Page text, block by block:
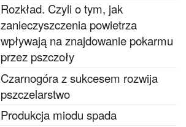
Rozkład. Czyli o tym, jak
zanieczyszczenia powietrza
wpływają na znajdowanie pokarmu
przez pszczoły
Czarnogóra z sukcesem rozwija
pszczelarstwo
Produkcja miodu spada